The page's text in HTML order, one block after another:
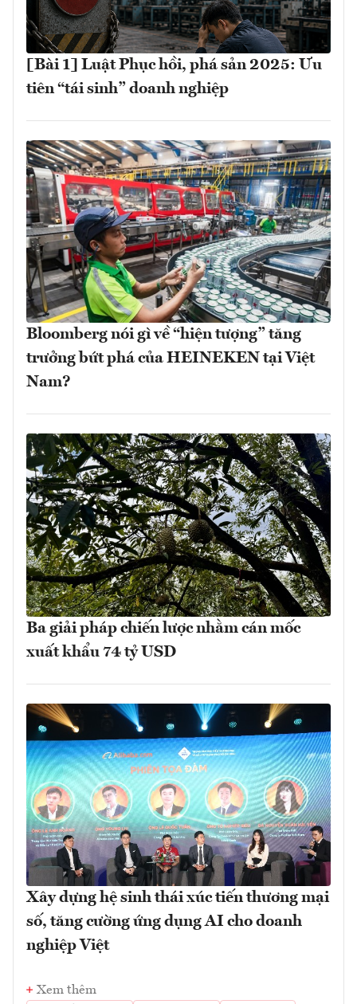
[Bài 1] Luật Phục hồi, phá sản 2025: Ưu
tiên “tái sinh” doanh nghiệp
Bloomberg nói gì về “hiện tượng” tăng
trưởng bứt phá của HEINEKEN tại Việt
Nam?
Ba giải pháp chiến lược nhằm cán mốc
xuất khẩu 74 tỷ USD
Xây dựng hệ sinh thái xúc tiến thương mại
số, tăng cường ứng dụng AI cho doanh
nghiệp Việt
Xem thêm